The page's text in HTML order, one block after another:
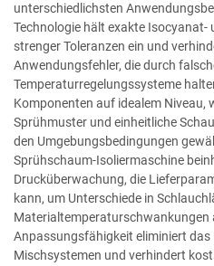
unterschiedlichsten
Technologie hält exakte
strenger Toleranzen ein und
Anwendungsfehler, die durch
Temperaturregelungssysteme
Komponenten auf idealem Niveau,
Sprühmuster und einheitliche
den Umgebungsbedingungen
Sprühschaum-Isoliermaschine
Drucküberwachung, die
kann, um Unterschiede in
Materialtemperaturschwankungen
Anpassungsfähigkeit eliminiert das
Mischsystemen und verhindert